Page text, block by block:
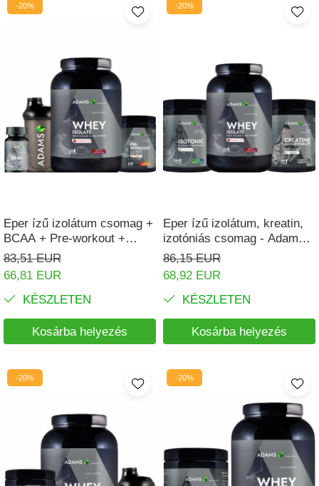
-20%
Eper ízű izolátum csomag +
BCAA + Pre-workout +
Shaker
83,51 EUR
66,81 EUR
KÉSZLETEN
Kosárba helyezés
-20%
Eper ízű izolátum, kreatin,
izotóniás csomag - Adams
Supplements
86,15 EUR
68,92 EUR
KÉSZLETEN
Kosárba helyezés
-20% -20%